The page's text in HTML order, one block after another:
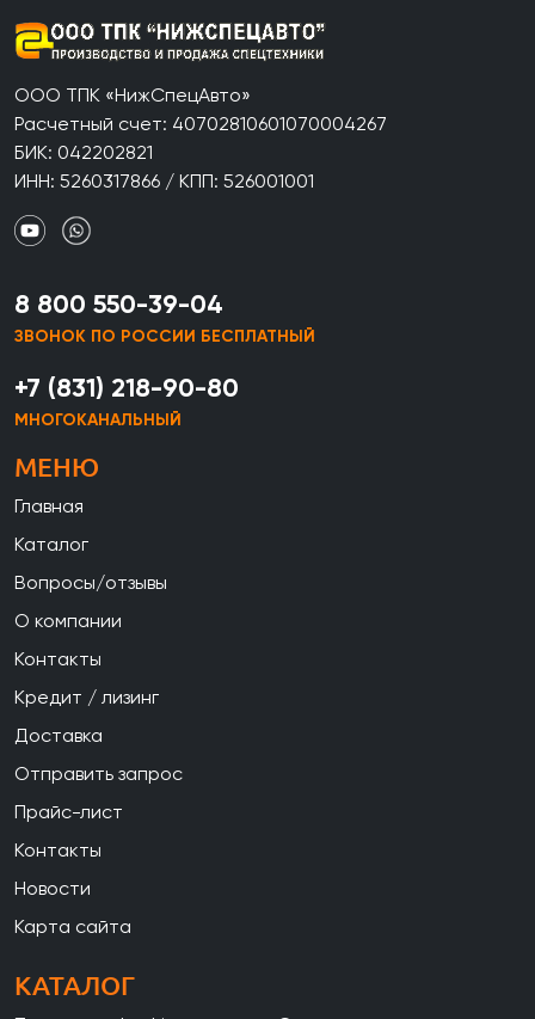
ООО ТПК «НижСпецАвто»
Расчетный счет: 40702810601070004267
БИК: 042202821
ИНН: 5260317866 / КПП: 526001001
8 800 550-39-04
ЗВОНОК ПО РОССИИ БЕСПЛАТНЫЙ
+7 (831) 218-90-80
МНОГОКАНАЛЬНЫЙ
МЕНЮ
Главная
Каталог
Вопросы/отзывы
О компании
Контакты
Кредит / лизинг
Доставка
Отправить запрос
Прайс-лист
Контакты
Новости
Карта сайта
КАТАЛОГ